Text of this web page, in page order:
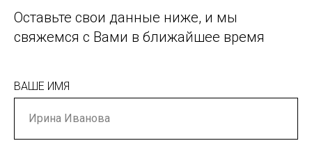
Оставьте свои данные ниже, и мы
свяжемся с Вами в ближайшее время
ВАШЕ ИМЯ